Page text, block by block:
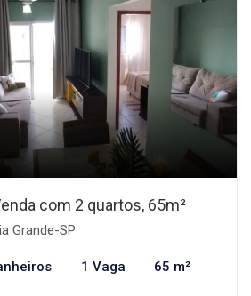
com 2 quartos, 65m²
Grande-SP
1 Vaga 65 m²